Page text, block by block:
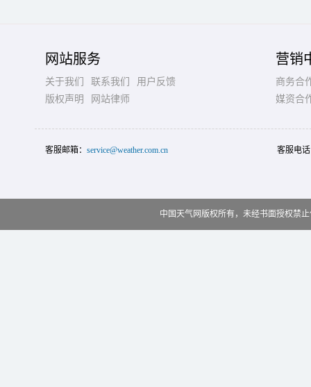
网站服务
关于我们 联系我们
用户反馈
版权声明
网站律师
营销
商务合
媒资合
客服邮箱： service@weather.com.cn 客服电
中国天气网版权所有，未经书面授权